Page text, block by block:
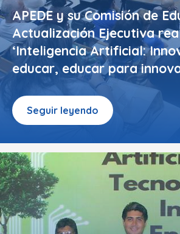
APEDE y su Comisión de
Actualización Ejecutiva
‘Inteligencia Artificial:
educar, educar para
Seguir leyendo